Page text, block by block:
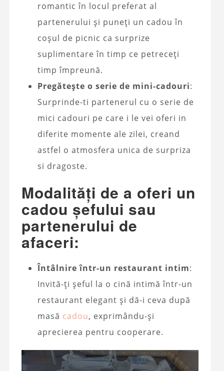
romantic în locul preferat al
partenerului și puneți un cadou în
coșul de picnic ca surprize
suplimentare în timp ce petreceți
timp împreună.
Pregătește o serie de mini-cadouri:
Surprinde-ti partenerul cu o serie de
mici cadouri pe care i le vei oferi in
diferite momente ale zilei, creand
astfel o atmosfera unica de surpriza
si dragoste.
Modalități de a oferi un
cadou șefului sau
partenerului de
afaceri:
Întâlnire într-un restaurant intim:
Invită-ți șeful la o cină intimă într-un
restaurant elegant și dă-i ceva după
masă cadou, exprimându-și
aprecierea pentru cooperare.